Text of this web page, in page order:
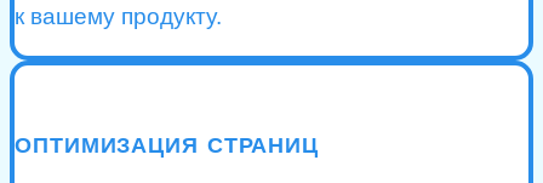
к вашему продукту.
ОПТИМИЗАЦИЯ СТРАНИЦ